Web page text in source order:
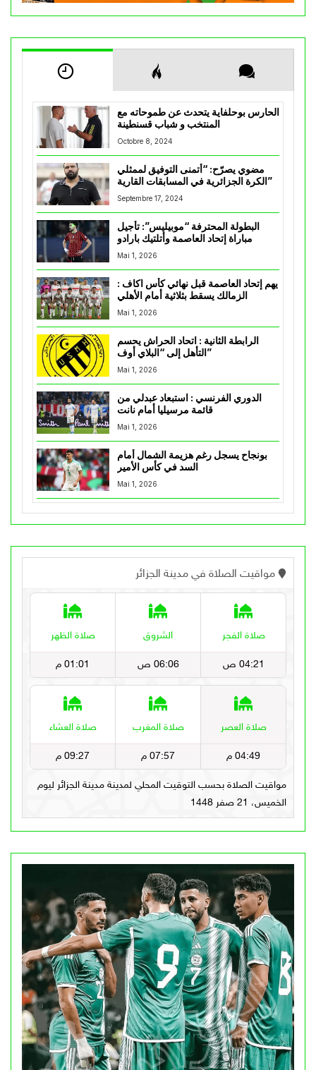
الحارس بوحلفاية يتحدث عن طموحاته مع
المنتخب و شباب قسنطينة
Octobre 8, 2024
مضوي يصرّح: “أتمنى التوفيق لممثلي
الكرة الجزائرية في المسابقات القارية”
Septembre 17, 2024
البطولة المحترفة “موبيليس”: تأجيل
مباراة إتحاد العاصمة وأتلتيك بارادو
Mai 1, 2026
يهم إتحاد العاصمة قبل نهائي كأس اكاف :
Mai 1, 2026
الرابطة الثانية : اتحاد الحراش يحسم
التأهل إلى “البلاي أوف”
Mai 1, 2026
الدوري الفرنسي : استبعاد عبدلي من
قائمة مرسيليا أمام نانت
Mai 1, 2026
بونجاح يسجل رغم هزيمة الشمال أمام
السد في كأس الأمير
Mai 1, 2026